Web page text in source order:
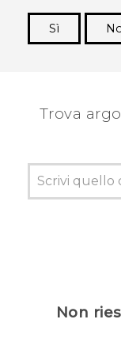
Sì
Trova
Non